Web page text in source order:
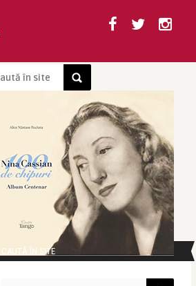
CAUTĂ ÎN SITE